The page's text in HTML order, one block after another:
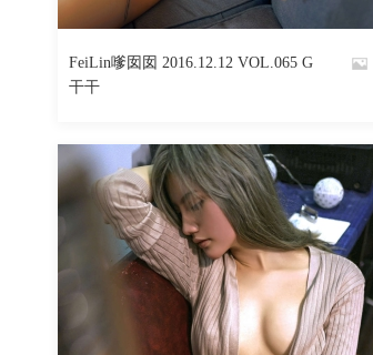
By
FeiLin嗲囡囡 2016.12.12 VOL.065 G
干干